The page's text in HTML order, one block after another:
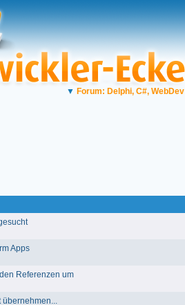
▼ Forum: Delphi, C#, WebDev
Apps
Referenzen um
übernehmen...